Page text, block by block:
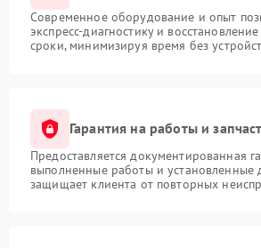
Современное оборудование и опыт
экспресс-диагностику и
сроки, минимизируя время без
Гарантия на работы и
Предоставляется документированная
выполненные работы и установленные
защищает клиента от повторных